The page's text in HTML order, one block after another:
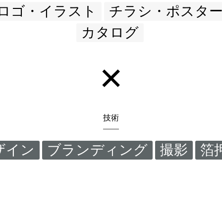
ゴ・イラスト
チラシ・ポスタ
カタログ
技術
イン ブランディング 撮影 箔